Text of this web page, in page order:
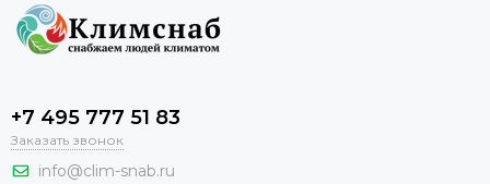
+7 495 777 51 83
Заказать звонок
info@clim-snab.ru